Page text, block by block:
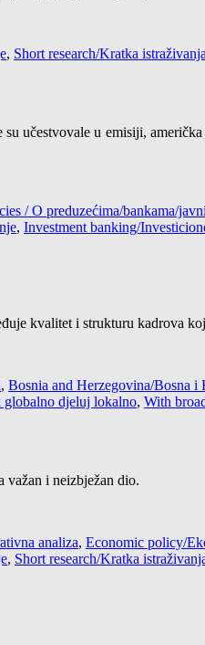
, Short research/Kratka istraživanja
učestvovale u emisiji,
/ O preduzećima/bankama/
, Investment banking/
kvalitet i strukturu kadrova
, Bosnia and Herzegovina/Bosna i
djeluj lokalno, With
važan i neizbježan dio.
analiza, Economic policy/
, Short research/Kratka